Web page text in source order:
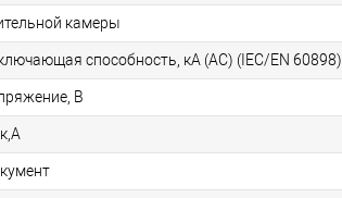
камеры
способность, кA (AC) (IEC/EN 60898)
В